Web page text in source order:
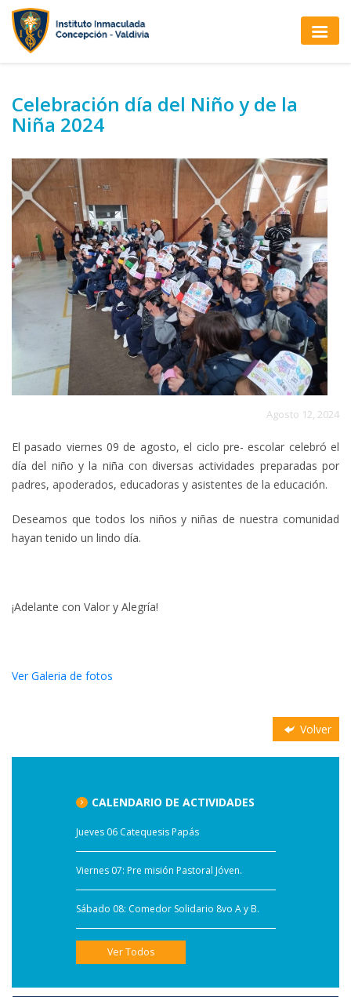
Celebración día del Niño y de la
Niña 2024
Agosto 12, 2024
El pasado viernes 09 de agosto, el ciclo pre- escolar celebró el
día del niño y la niña con diversas actividades preparadas por
padres, apoderados, educadoras y asistentes de la educación.
Deseamos que todos los niños y niñas de nuestra comunidad
hayan tenido un lindo día.
¡Adelante con Valor y Alegría!
Ver Galeria de fotos
Volver
CALENDARIO DE ACTIVIDADES
Jueves 06 Catequesis Papás
Viernes 07: Pre misión Pastoral Jóven.
Sábado 08: Comedor Solidario 8vo A y B.
Ver Todos